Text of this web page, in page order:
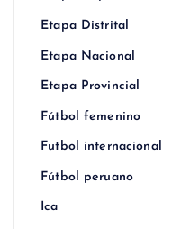
Etapa Distrital
Etapa Nacional
Etapa Provincial
Fútbol femenino
Futbol internacional
Fútbol peruano
Ica